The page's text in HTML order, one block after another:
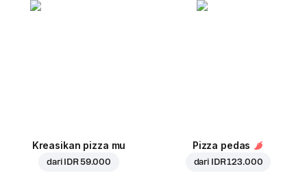
Kreasikan pizza mu
dari IDR 59.000
Pizza pedas
dari IDR 123.000